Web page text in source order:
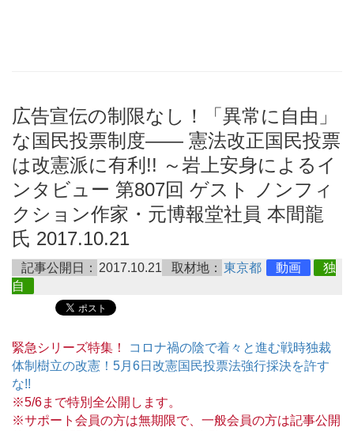
広告宣伝の制限なし！「異常に自由」
な国民投票制度―― 憲法改正国民投票
は改憲派に有利!! ～岩上安身によるイ
ンタビュー 第807回 ゲスト ノンフィ
クション作家・元博報堂社員 本間龍
氏 2017.10.21
記事公開日： 2017.10.21 取材地： 東京都 動画
独
自
緊急シリーズ特集！
コロナ禍の陰で着々と進む戦時独裁
体制樹立の改憲！5月6日改憲国民投票法強行採決を許す
な!!
※5/6まで特別全公開します。
※サポート会員の方は無期限で、一般会員の方は記事公開